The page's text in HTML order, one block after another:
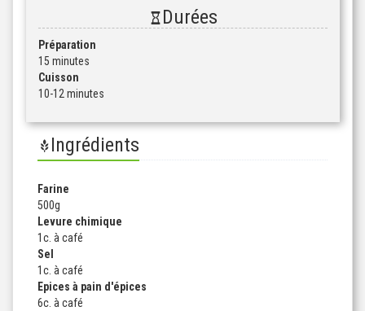
Durées
Préparation
15 minutes
Cuisson
10-12 minutes
Ingrédients
Farine
500g
Levure chimique
1c. à café
Sel
1c. à café
Epices à pain d'épices
6c. à café